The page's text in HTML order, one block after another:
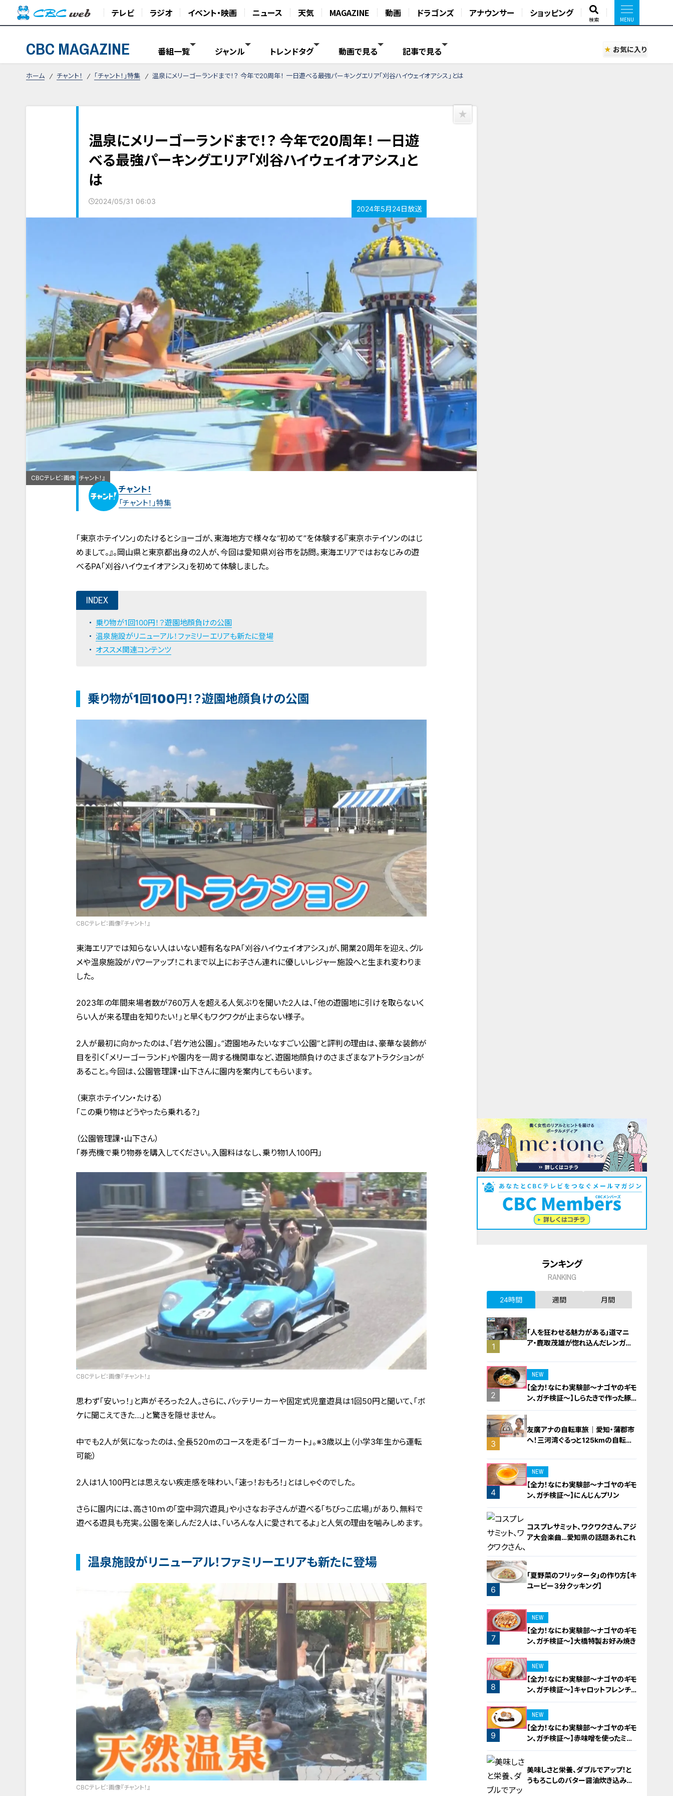
テレビ ラジオ イベント・映画 ニュース 天気 MAGAZINE 動画 ドラゴンズ アナウンサー ショッピング
検索
CBC MAGAZINE 番組一覧 ジャンル トレンドタグ 動画で見る 記事で見る お気に入り
ホーム チャント！ 「チャント！」特集 温泉にメリーゴーランドまで！？ 今年で20周年！ 一日遊べる最強パーキングエリア「刈谷ハイウェイオアシス」とは
温泉にメリーゴーランドまで！？ 今年で20周年！ 一日遊
べる最強パーキングエリア「刈谷ハイウェイオアシス」と
は
2024/05/31 06:03
2024年5月24日放送
CBCテレビ：画像『チャント！』
チャント！
「チャント！」特集
「東京ホテイソン」のたけるとショーゴが、東海地方で様々な“初めて”を体験する『東京ホテイソンのはじ
めまして。』。岡山県と東京都出身の2人が、今回は愛知県刈谷市を訪問。東海エリアではおなじみの遊
べるPA「刈谷ハイウェイオアシス」を初めて体験しました。
INDEX
乗り物が1回100円！？遊園地顔負けの公園
温泉施設がリニューアル！ファミリーエリアも新たに登場
オススメ関連コンテンツ
乗り物が1回100円！？遊園地顔負けの公園
CBCテレビ：画像『チャント！』
東海エリアでは知らない人はいない超有名なPA「刈谷ハイウェイオアシス」が、開業20周年を迎え、グル
メや温泉施設がパワーアップ！これまで以上にお子さん連れに優しいレジャー施設へと生まれ変わりま
した。
2023年の年間来場者数が760万人を超える人気ぶりを聞いた2人は、「他の遊園地に引けを取らないく
らい人が来る理由を知りたい！」と早くもワクワクが止まらない様子。
2人が最初に向かったのは、「岩ケ池公園」。“遊園地みたいなすごい公園”と評判の理由は、豪華な装飾が
目を引く「メリーゴーランド」や園内を一周する機関車など、遊園地顔負けのさまざまなアトラクションが
あること。今回は、公園管理課・山下さんに園内を案内してもらいます。
（東京ホテイソン・たける）
「この乗り物はどうやったら乗れる？」
（公園管理課・山下さん）
「券売機で乗り物券を購入してください。入園料はなし、乗り物1人100円」
CBCテレビ：画像『チャント！』
思わず「安いっ！」と声がそろった2人。さらに、バッテリーカーや固定式児童遊具は1回50円と聞いて、「ボ
ケに聞こえてきた…」と驚きを隠せません。
中でも2人が気になったのは、全長520mのコースを走る「ゴーカート」。※3歳以上（小学3年生から運転
可能）
2人は1人100円とは思えない疾走感を味わい、「速っ！おもろ！」とはしゃぐのでした。
さらに園内には、高さ10ｍの「空中洞穴遊具」や小さなお子さんが遊べる「ちびっこ広場」があり、無料で
遊べる遊具も充実。公園を楽しんだ2人は、「いろんな人に愛されてるよ」と人気の理由を噛みしめます。
温泉施設がリニューアル！ファミリーエリアも新たに登場
CBCテレビ：画像『チャント！』
ランキング
RANKING
24時間 週間 月間
1
「人を狂わせる魅力がある」道マニ
ア・鹿取茂雄が惚れ込んだレンガの
2
NEW
【全力！なにわ実験部～ナゴヤのギモ
ン、ガチ検証～】しらたきで作った豚
バラミンチの油そば
3
友廣アナの自転車旅｜愛知・蒲郡市
へ！三河湾ぐるっと125kmの自転車
4
NEW
【全力！なにわ実験部～ナゴヤのギモ
ン、ガチ検証～】にんじんプリン
5
コスプレサミット、ワクワクさん、アジ
ア大会楽曲…愛知県の話題あれこれ
6
「夏野菜のフリッタータ」の作り方【キ
ユーピー３分クッキング】
7
NEW
【全力！なにわ実験部～ナゴヤのギモ
ン、ガチ検証～】大橋特製お好み焼き
8
NEW
【全力！なにわ実験部～ナゴヤのギモ
ン、ガチ検証～】キャロットフレンチ
ロースト
9
NEW
【全力！なにわ実験部～ナゴヤのギモ
ン、ガチ検証～】赤味噌を使ったミル
フィーユ味噌トンカツ
美味しさと栄養、ダブルでアップ！と
うもろこしのバター醤油炊き込みご